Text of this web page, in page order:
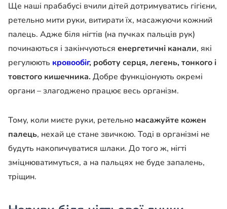
Ще наші прабабусі вчили дітей дотримуватись гігієни,
ретельно мити руки, витирати їх, масажуючи кожний
палець. Адже біля нігтів (на пучках пальців рук)
починаються і закінчуються енергетичні канали, які
регулюють кровообіг, роботу серця, легень, тонкого і
товстого кишечника. Добре функціонують окремі
органи – злагоджено працює весь організм.
Тому, коли миєте руки, ретельно масажуйте кожен
палець, нехай це стане звичкою. Тоді в організмі не
будуть накопичуватися шлаки. До того ж, нігті
зміцнюватимуться, а на пальцях не буде запалень,
тріщин.